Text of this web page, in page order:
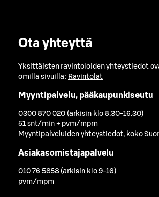
Ota yhteyttä
Yksittäisten ravintoloiden yhteystiedot
omilla sivuilla: Ravintolat
Myyntipalvelu, pääkaupunkiseutu
0300 870 020 (arkisin klo 8.30-16.30)
51 snt/min + pvm/mpm
Myyntipalveluiden yhteystiedot, koko
Asiakasomistajapalvelu
010 76 5858 (arkisin klo 9-16)
pvm/mpm